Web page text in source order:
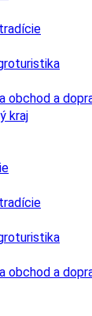
obchod a
kraj
obchod a